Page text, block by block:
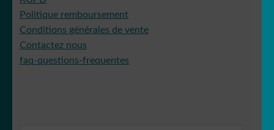
Politique remboursement
Conditions générales de vente
Contactez nous
faq-questions-frequentes